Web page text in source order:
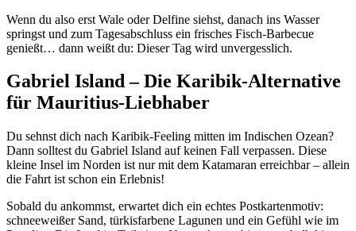
Wenn du also erst Wale oder Delfine siehst, danach ins Wasser
springst und zum Tagesabschluss ein frisches Fisch-Barbecue
genießt… dann weißt du: Dieser Tag wird unvergesslich.
Gabriel Island – Die Karibik-Alternative
für Mauritius-Liebhaber
Du sehnst dich nach Karibik-Feeling mitten im Indischen Ozean?
Dann solltest du Gabriel Island auf keinen Fall verpassen. Diese
kleine Insel im Norden ist nur mit dem Katamaran erreichbar – allein
die Fahrt ist schon ein Erlebnis!
Sobald du ankommst, erwartet dich ein echtes Postkartenmotiv:
schneeweißer Sand, türkisfarbene Lagunen und ein Gefühl wie im